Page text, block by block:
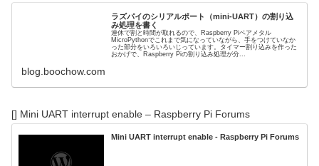
ラズパイのシリアルポート（mini-UART）の割り込
み処理を書く
連休で割と時間が取れるので、Raspberry Piベアメタル
MicroPythonでこれまで気になっていながら、手をつけていなか
った部分をいろいろいじっています。タイマー割り込みを作った
おかげで、Raspberry Piの割り込み処理が分...
blog.boochow.com
[] Mini UART interrupt enable – Raspberry Pi Forums
Mini UART interrupt enable - Raspberry Pi Forums